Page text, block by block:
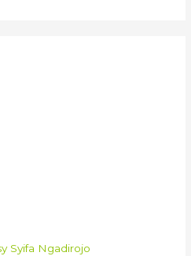
Syifa Ngadirojo